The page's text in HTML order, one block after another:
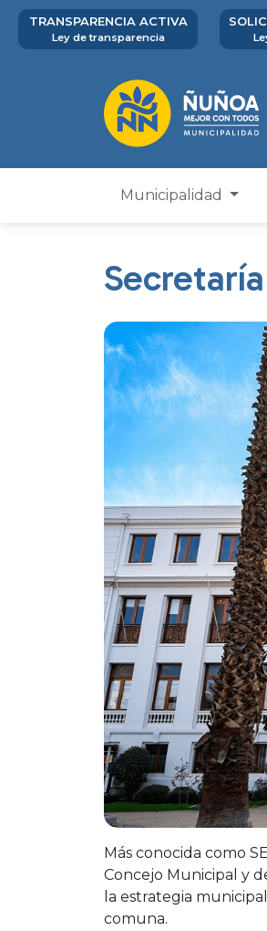
TRANSPARENCIA ACTIVA
Ley de transparencia
Municipalidad
Más conocida como
Concejo Municipal y
la estrategia
comuna.